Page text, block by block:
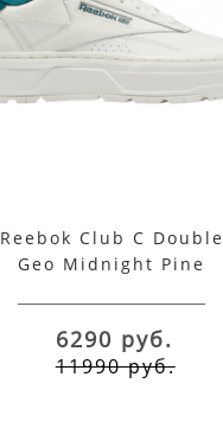
Reebok Club C Double
Geo Midnight Pine
6290 руб.
11990 руб.